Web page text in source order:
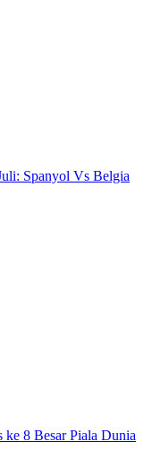
Spanyol Vs Belgia
8 Besar Piala Dunia